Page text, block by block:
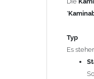
=
Bitte
"
Typ
Es